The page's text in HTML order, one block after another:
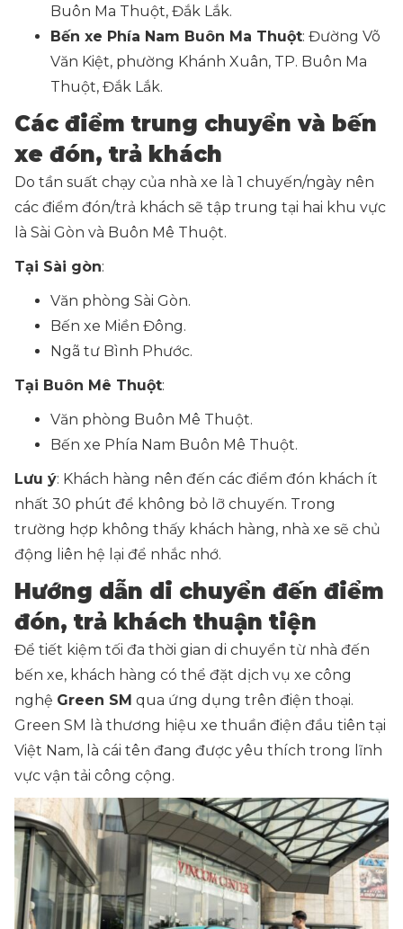
Buôn Ma Thuột, Đắk Lắk.
Bến xe Phía Nam Buôn Ma Thuột: Đường Võ
Văn Kiệt, phường Khánh Xuân, TP. Buôn Ma
Thuột, Đắk Lắk.
Các điểm trung chuyển và bến
xe đón, trả khách
Do tần suất chạy của nhà xe là 1 chuyến/ngày nên
các điểm đón/trả khách sẽ tập trung tại hai khu vực
là Sài Gòn và Buôn Mê Thuột.
Tại Sài gòn:
Văn phòng Sài Gòn.
Bến xe Miền Đông.
Ngã tư Bình Phước.
Tại Buôn Mê Thuột:
Văn phòng Buôn Mê Thuột.
Bến xe Phía Nam Buôn Mê Thuột.
Lưu ý: Khách hàng nên đến các điểm đón khách ít
nhất 30 phút để không bỏ lỡ chuyến. Trong
trường hợp không thấy khách hàng, nhà xe sẽ chủ
động liên hệ lại để nhắc nhớ.
Hướng dẫn di chuyển đến điểm
đón, trả khách thuận tiện
Để tiết kiệm tối đa thời gian di chuyển từ nhà đến
bến xe, khách hàng có thể đặt dịch vụ xe công
nghệ Green SM qua ứng dụng trên điện thoại.
Green SM là thương hiệu xe thuần điện đầu tiên tại
Việt Nam, là cái tên đang được yêu thích trong lĩnh
vực vận tải công cộng.